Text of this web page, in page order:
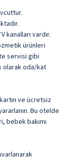
vardır.
ürünleri
servisi gibi
olarak oda/kat
ve ücretsiz
Bu otelde
bebek bakımı